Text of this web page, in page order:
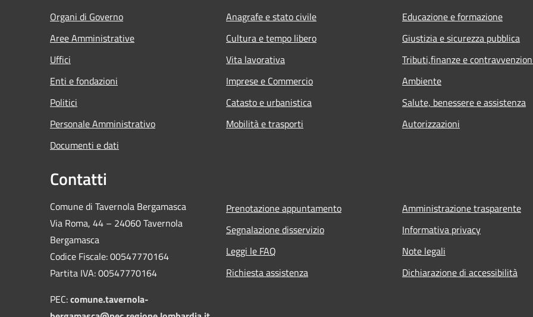
Organi di Governo
Aree Amministrative
Uffici
Enti e fondazioni
Politici
Personale Amministrativo
Documenti e dati
Anagrafe e stato civile
Cultura e tempo libero
Vita lavorativa
Imprese e Commercio
Catasto e urbanistica
Mobilità e trasporti
Educazione e formazione
Giustizia e sicurezza pubblica
Tributi,finanze e
Ambiente
Salute, benessere e assistenza
Autorizzazioni
Contatti
Comune di Tavernola Bergamasca
Via Roma, 44 – 24060 Tavernola
Bergamasca
Codice Fiscale: 00547770164
Partita IVA: 00547770164
PEC:comune.tavernola-
Prenotazione appuntamento
Segnalazione disservizio
Leggi le FAQ
Richiesta assistenza
Amministrazione trasparente
Informativa privacy
Note legali
Dichiarazione di accessibilità